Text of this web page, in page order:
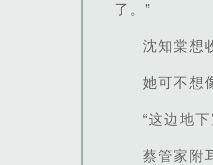
了。”
沈知棠想
她可不想
“这边地
蔡管家附